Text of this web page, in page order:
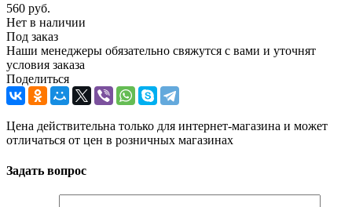
560 руб.
Нет в наличии
Под заказ
Наши менеджеры обязательно свяжутся с вами и уточнят
условия заказа
Поделиться
Цена действительна только для интернет-магазина и может
отличаться от цен в розничных магазинах
Задать вопрос